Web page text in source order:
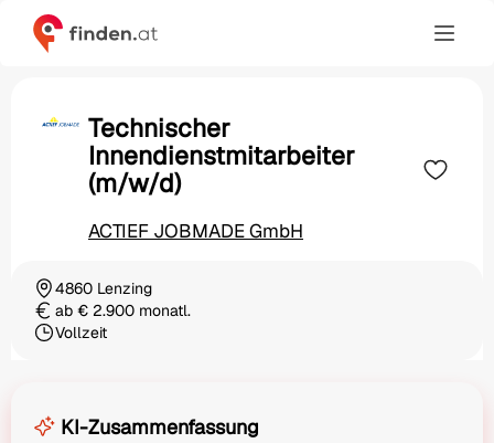
Technischer
Innendienstmitarbeiter
(m/w/d)
ACTIEF JOBMADE GmbH
Ortschaft
4860 Lenzing
Gehaltab € 2.900 monatl.
Beschäftigungsart
Vollzeit
KI-Zusammenfassung